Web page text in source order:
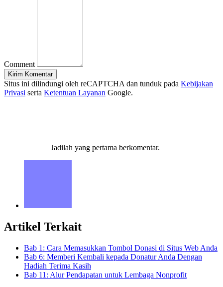
Comment
Kirim Komentar
Situs ini dilindungi oleh reCAPTCHA dan tunduk pada Kebijakan
Privasi serta Ketentuan Layanan Google.
Jadilah yang pertama berkomentar.
Artikel Terkait
Bab 1: Cara Memasukkan Tombol Donasi di Situs Web Anda
Bab 6: Memberi Kembali kepada Donatur Anda Dengan
Hadiah Terima Kasih
Bab 11: Alur Pendapatan untuk Lembaga Nonprofit